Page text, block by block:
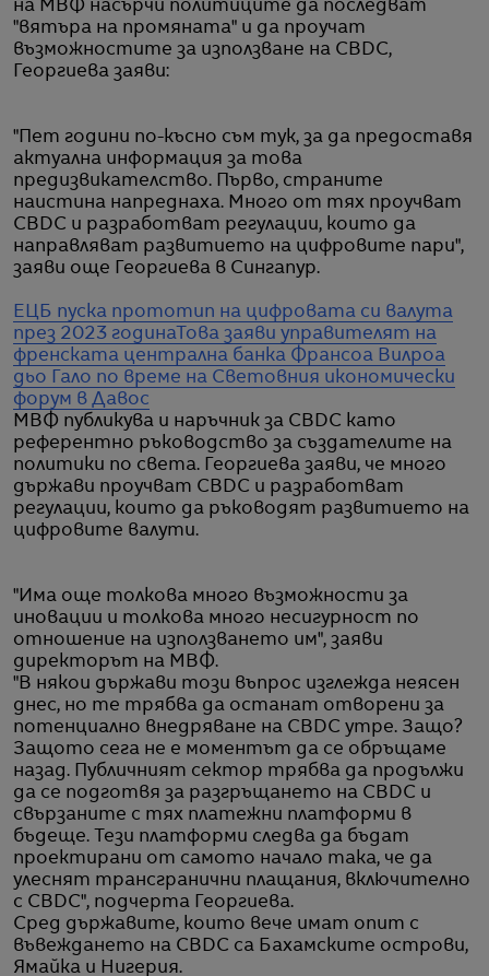
на МВФ насърчи политиците да последват
"вятъра на промяната" и да проучат
възможностите за използване на CBDC,
Георгиева заяви:
"Пет години по-късно съм тук, за да предоставя
актуална информация за това
предизвикателство. Първо, страните
наистина напреднаха. Много от тях проучват
CBDC и разработват регулации, които да
направляват развитието на цифровите пари",
заяви още Георгиева в Сингапур.
ЕЦБ пуска прототип на цифровата си валута
през 2023 годинаТова заяви управителят на
френската централна банка Франсоа Вилроа
дьо Гало по време на Световния икономически
форум в Давос
МВФ публикува и наръчник за CBDC като
референтно ръководство за създателите на
политики по света. Георгиева заяви, че много
държави проучват CBDC и разработват
регулации, които да ръководят развитието на
цифровите валути.
"Има още толкова много възможности за
иновации и толкова много несигурност по
отношение на използването им", заяви
директорът на МВФ.
"В някои държави този въпрос изглежда неясен
днес, но те трябва да останат отворени за
потенциално внедряване на CBDC утре. Защо?
Защото сега не е моментът да се обръщаме
назад. Публичният сектор трябва да продължи
да се подготвя за разгръщането на CBDC и
свързаните с тях платежни платформи в
бъдеще. Тези платформи следва да бъдат
проектирани от самото начало така, че да
улеснят трансгранични плащания, включително
с CBDC", подчерта Георгиева.
Сред държавите, които вече имат опит с
въвеждането на CBDC са Бахамските острови,
Ямайка и Нигерия.